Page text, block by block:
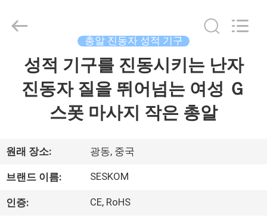
VR
2021
vibrasextoy.com.
All
Reserved.
총알 진동자 성적 기구
성적 기구를 진동시키는 난자
진동자 질을 뛰어넘는 여성 Ｇ
스폿 마사지 작은 총알
원래 장소: 광동, 중국
브랜드 이름: SESKOM
인증: CE, RoHS